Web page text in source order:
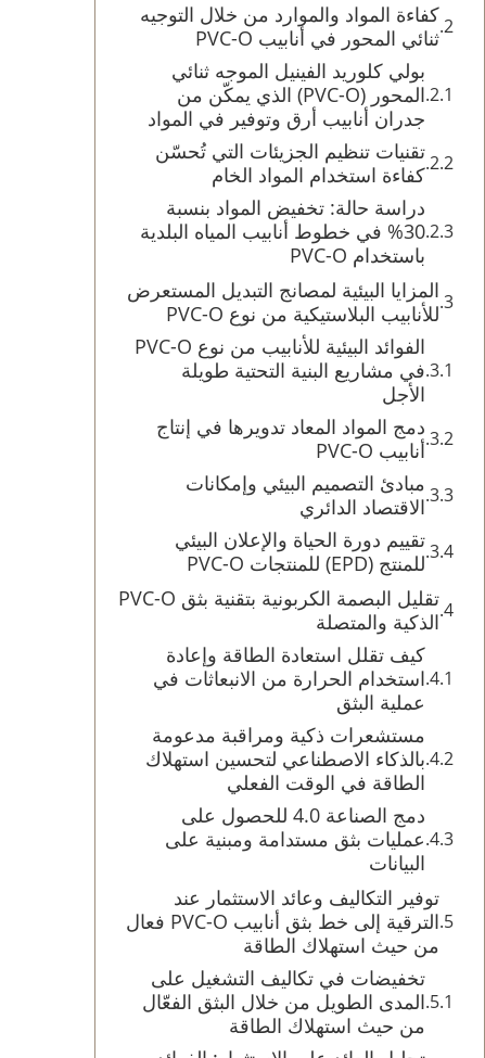
كفاءة المواد والموارد من خلال التوجيه
ثنائي المحور في أنابيب PVC-O
بولي كلوريد الفينيل الموجه ثنائي
المحور (PVC-O) الذي يمكّن من
جدران أنابيب أرق وتوفير في المواد
تقنيات تنظيم الجزيئات التي تُحسّن
كفاءة استخدام المواد الخام
دراسة حالة: تخفيض المواد بنسبة
30% في خطوط أنابيب المياه البلدية
باستخدام PVC-O
المزايا البيئية لمصانج التبديل المستعرض
للأنابيب البلاستيكية من نوع PVC-O
الفوائد البيئية للأنابيب من نوع PVC-O
في مشاريع البنية التحتية طويلة
الأجل
دمج المواد المعاد تدويرها في إنتاج
أنابيب PVC-O
مبادئ التصميم البيئي وإمكانات
الاقتصاد الدائري
تقييم دورة الحياة والإعلان البيئي
للمنتج (EPD) للمنتجات PVC-O
تقليل البصمة الكربونية بتقنية بثق PVC-O
الذكية والمتصلة
كيف تقلل استعادة الطاقة وإعادة
استخدام الحرارة من الانبعاثات في
عملية البثق
مستشعرات ذكية ومراقبة مدعومة
بالذكاء الاصطناعي لتحسين استهلاك
الطاقة في الوقت الفعلي
دمج الصناعة 4.0 للحصول على
عمليات بثق مستدامة ومبنية على
البيانات
توفير التكاليف وعائد الاستثمار عند
الترقية إلى خط بثق أنابيب PVC-O فعال
من حيث استهلاك الطاقة
تخفيضات في تكاليف التشغيل على
المدى الطويل من خلال البثق الفعّال
من حيث استهلاك الطاقة